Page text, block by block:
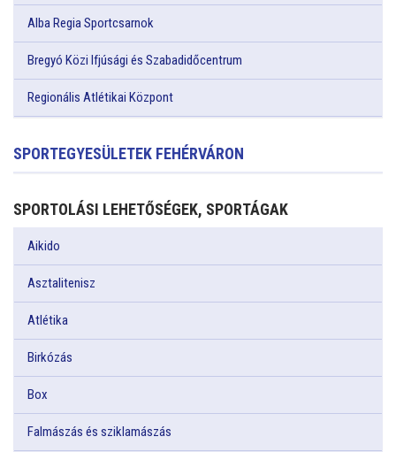
Alba Regia Sportcsarnok
Bregyó Közi Ifjúsági és Szabadidőcentrum
Regionális Atlétikai Központ
SPORTEGYESÜLETEK FEHÉRVÁRON
SPORTOLÁSI LEHETŐSÉGEK, SPORTÁGAK
Aikido
Asztalitenisz
Atlétika
Birkózás
Box
Falmászás és sziklamászás